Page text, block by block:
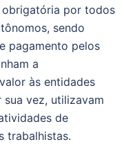
obrigatória por todos
sendo
pagamento pelos
a
às entidades
vez, utilizavam
de
trabalhistas.